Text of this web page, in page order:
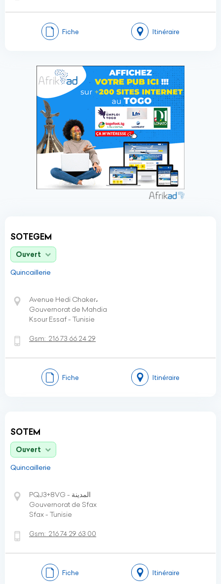
Fiche Itinéraire
SOTEGEM
Ouvert
Quincaillerie
Avenue Hedi Chaker،
Gouvernorat de Mahdia
Ksour Essaf - Tunisie
Gsm: 216 73 66 24 29
Fiche Itinéraire
SOTEM
Ouvert
Quincaillerie
PQJ3+8VG - المدينة
Gouvernorat de Sfax
Sfax - Tunisie
Gsm: 216 74 29 63 00
Fiche Itinéraire